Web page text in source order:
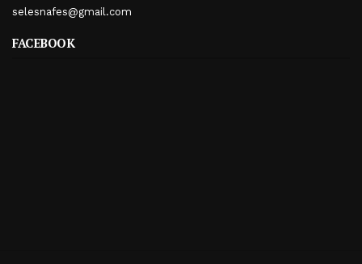
selesnafes@gmail.com
FACEBOOK